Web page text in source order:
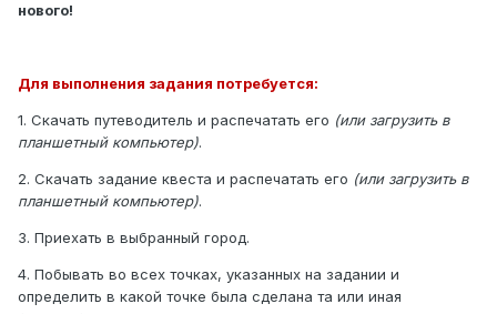
нового!
Для выполнения задания потребуется:
1. Скачать путеводитель и распечатать его (или загрузить в
планшетный компьютер).
2. Скачать задание квеста и распечатать его (или загрузить в
планшетный компьютер).
3. Приехать в выбранный город.
4. Побывать во всех точках, указанных на задании и
определить в какой точке была сделана та или иная